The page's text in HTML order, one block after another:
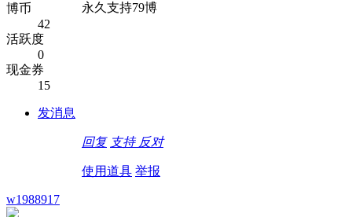
博币
42
活跃度
0
现金券
15
发消息
永久支持79博
回复 支持 反对
使用道具 举报
w1988917